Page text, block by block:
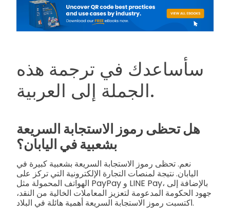
سأساعدك في ترجمة هذه
الجملة إلى العربية.
هل تحظى رموز الاستجابة السريعة
بشعبية في اليابان؟
نعم. تحظى رموز الاستجابة السريعة بشعبية كبيرة في
اليابان. نتيجة لمنصات التجارة الإلكترونية التي تركز على
الهواتف المحمولة مثل PayPay و LINE Pay، بالإضافة إلى
جهود الحكومة المدعومة لتعزيز المعاملات الخالية من النقد،
اكتسبت رموز الاستجابة السريعة أهمية هائلة في البلاد.